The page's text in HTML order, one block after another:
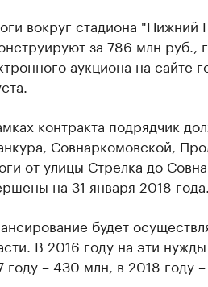
вокруг стадиона
за 786 млн руб.,
аукциона на сайте
контракта подрядчик
Совнаркомовской,
от улицы Стрелка до
на 31 января 2018 года.
будет
В 2016 году на эти
году – 430 млн, в 2018 году